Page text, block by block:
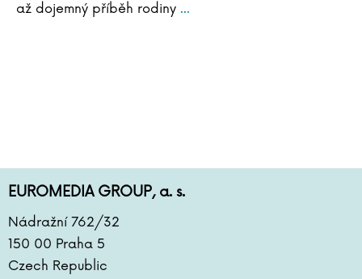
až dojemný příběh rodiny ...
EUROMEDIA GROUP, a. s.
Nádražní 762/32
150 00 Praha 5
Czech Republic